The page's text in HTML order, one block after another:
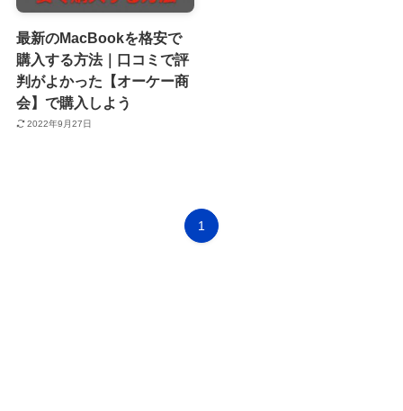
最新のMacBookを格安で
購入する方法｜口コミで評
判がよかった【オーケー商
会】で購入しよう
2022年9月27日
1